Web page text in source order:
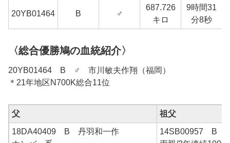
20YB01464 B ♂
687.726
キロ
9時間31
分8秒
〈総合優勝鳩の血統紹介〉
20YB01464 B ♂ 市川敏夫作翔（福岡）
＊21年地区N700K総合11位
父 祖父
18DA40409 B 丹羽和一作
14SB00957 B